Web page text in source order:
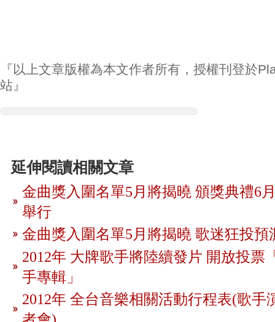
『以上文章版權為本文作者所有，授權刊登於
站』
延伸閱讀相關文章
金曲獎入圍名單5月將揭曉 頒獎典禮6
舉行
金曲獎入圍名單5月將揭曉 歌迷狂投預
2012年 大牌歌手將陸續發片 開放投票
手專輯」
2012年 全台音樂相關活動行程表(歌手